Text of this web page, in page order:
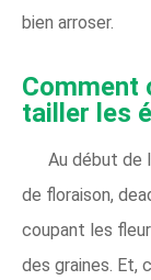
bien arroser.
Comment
tailler les
Au début de
de floraison,
coupant les
des graines. Et,